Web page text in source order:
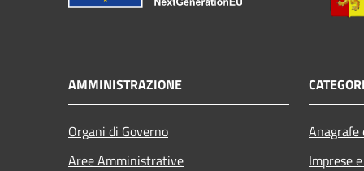
AMMINISTRAZIONE
Organi di Governo
Aree Amministrative
Imprese